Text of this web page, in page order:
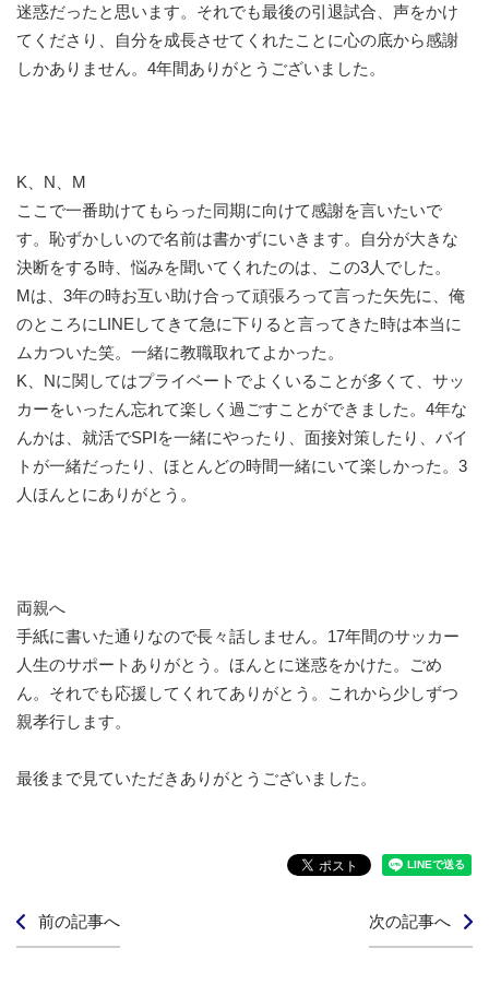
迷惑だったと思います。それでも最後の引退試合、声をかけ
てくださり、自分を成長させてくれたことに心の底から感謝
しかありません。4年間ありがとうございました。
K、N、M
ここで一番助けてもらった同期に向けて感謝を言いたいで
す。恥ずかしいので名前は書かずにいきます。自分が大きな
決断をする時、悩みを聞いてくれたのは、この3人でした。
Mは、3年の時お互い助け合って頑張ろって言った矢先に、俺
のところにLINEしてきて急に下りると言ってきた時は本当に
ムカついた笑。一緒に教職取れてよかった。
K、Nに関してはプライベートでよくいることが多くて、サッ
カーをいったん忘れて楽しく過ごすことができました。4年な
んかは、就活でSPIを一緒にやったり、面接対策したり、バイ
トが一緒だったり、ほとんどの時間一緒にいて楽しかった。3
人ほんとにありがとう。
両親へ
手紙に書いた通りなので長々話しません。17年間のサッカー
人生のサポートありがとう。ほんとに迷惑をかけた。ごめ
ん。それでも応援してくれてありがとう。これから少しずつ
親孝行します。
最後まで見ていただきありがとうございました。
前の記事へ 次の記事へ